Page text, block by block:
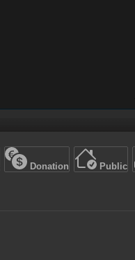
Donation Public